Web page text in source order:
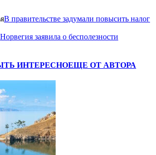
В правительстве задумали повысить налог
Норвегия заявила о бесполезности
ИНТЕРЕСНОЕЩЕ ОТ АВТОРА